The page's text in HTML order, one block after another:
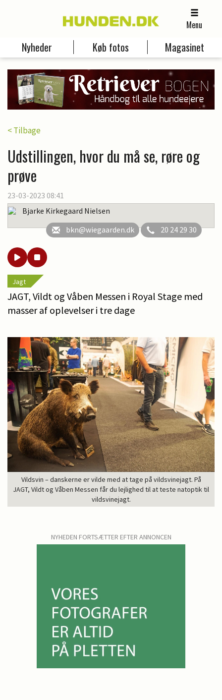
Menu
Nyheder Køb fotos Magasinet
< Tilbage
Udstillingen, hvor du må se, røre og
prøve
23-03-2023 08:41
Bjarke Kirkegaard Nielsen
bkn@wiegaarden.dk
20 24 29 30
Jagt
JAGT, Vildt og Våben Messen i Royal Stage med
masser af oplevelser i tre dage
Vildsvin – danskerne er vilde med at tage på vildsvinejagt. På
JAGT, Vildt og Våben Messen får du lejlighed til at teste natoptik til
vildsvinejagt.
NYHEDEN FORTSÆTTER EFTER ANNONCEN